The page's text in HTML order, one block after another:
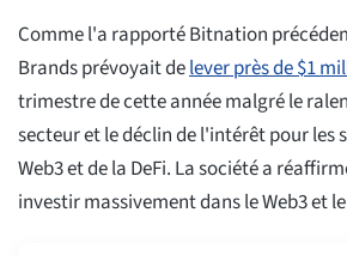
Comme l'a rapporté Bitnation
Brands prévoyait delever près de $1
trimestre de cette année malgré le
secteur et le déclin de l'intérêt pour les
Web3 et de la DeFi. La société a
investir massivement dans le Web3 et